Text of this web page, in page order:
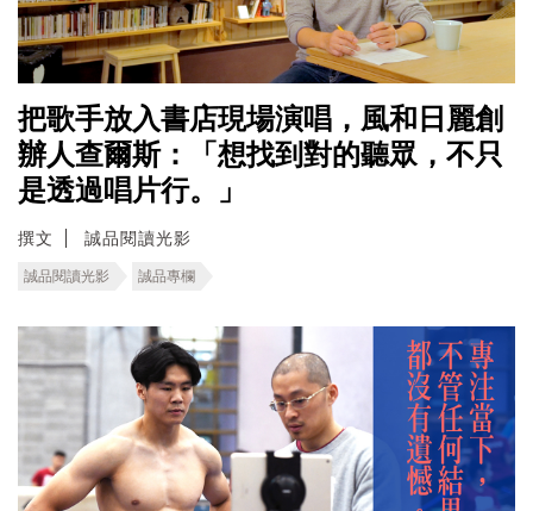
把歌手放入書店現場演唱，風和日麗創
辦人查爾斯：「想找到對的聽眾，不只
是透過唱片行。」
撰文 誠品閱讀光影
誠品閱讀光影 誠品專欄